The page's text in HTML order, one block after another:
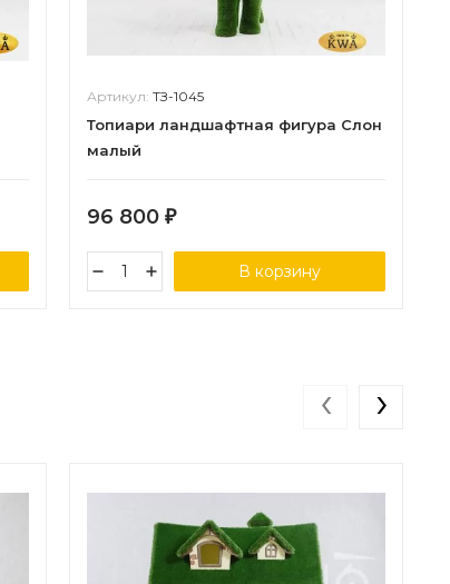
Артикул: ТЗ-1045
Топиари ландшафтная фигура Слон
малый
96 800 ₽
В корзину
‹ ›